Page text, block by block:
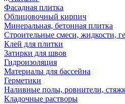
Фасадная плитка
Облицовочный кирпич
Минеральная, бетонная плитка
Строительные смеси, жидкости,
Клей для плитки
Затирки для швов
Гидроизоляция
Материалы для бассейна
Герметики
Наливные полы, ровнители,
Кладочные растворы